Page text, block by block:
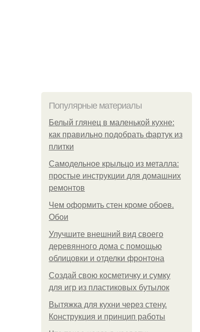
Популярные материалы
Белый глянец в маленькой кухне:
как правильно подобрать фартук из
плитки
Самодельное крыльцо из металла:
простые инструкции для домашних
ремонтов
Чем оформить стен кроме обоев.
Обои
Улучшите внешний вид своего
деревянного дома с помощью
облицовки и отделки фронтона
Создай свою косметичку и сумку
для игр из пластиковых бутылок
Вытяжка для кухни через стену.
Конструкция и принцип работы